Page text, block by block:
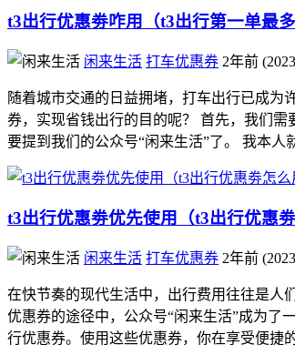
t3出行优惠劵咋用（t3出行第一单最多
闲来生活 打车优惠券 2年前
随着城市交通的日益拥堵，打车出行已成为
券，实现省钱出行的目的呢？ 首先，我们
要提到我们的公众号“闲来生活”了。 我本人
t3出行优惠劵优先使用（t3出行优惠劵
闲来生活 打车优惠券 2年前
在快节奏的现代生活中，出行费用往往是人
优惠券的途径中，公众号“闲来生活”成为了
行优惠券。使用这些优惠券，你在享受便捷